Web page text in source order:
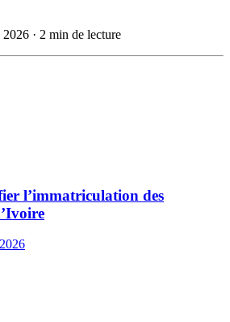
· 2 min de lecture
l’immatriculation des